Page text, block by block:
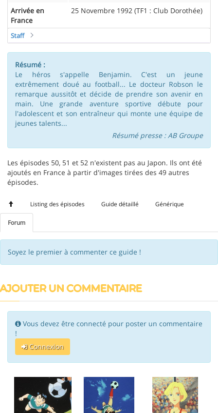
Arrivée en
France
25 Novembre 1992 (TF1 : Club Dorothée)
Staff
Résumé :
Le héros s'appelle Benjamin. C'est un jeune
extrêmement doué au football... Le docteur Robson le
remarque aussitôt et décide de prendre son avenir en
main. Une grande aventure sportive débute pour
l'adolescent et son entraîneur qui monte une équipe de
jeunes talents...
Résumé presse : AB Groupe
Les épisodes 50, 51 et 52 n'existent pas au Japon. Ils ont été
ajoutés en France à partir d'images tirées des 49 autres
épisodes.
Listing des épisodes Guide détaillé Générique
Forum
Soyez le premier à commenter ce guide !
AJOUTER UN COMMENTAIRE
Vous devez être connecté pour poster un commentaire
!
Connexion